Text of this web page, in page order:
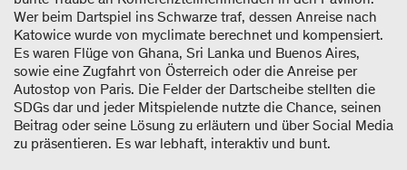
Wer beim Dartspiel ins Schwarze traf, dessen Anreise nach
Katowice wurde von myclimate berechnet und kompensiert.
Es waren Flüge von Ghana, Sri Lanka und Buenos Aires,
sowie eine Zugfahrt von Österreich oder die Anreise per
Autostop von Paris. Die Felder der Dartscheibe stellten die
SDGs dar und jeder Mitspielende nutzte die Chance, seinen
Beitrag oder seine Lösung zu erläutern und über Social Media
zu präsentieren. Es war lebhaft, interaktiv und bunt.